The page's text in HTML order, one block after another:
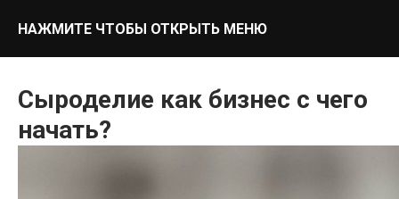
НАЖМИТЕ ЧТОБЫ ОТКРЫТЬ МЕНЮ
Сыроделие как бизнес с чего
начать?